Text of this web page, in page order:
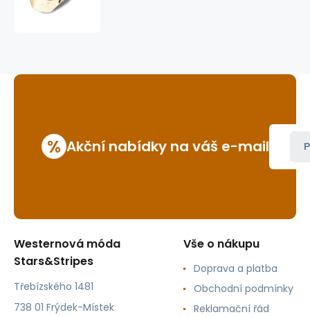
% Akční nabídky na váš e-mail
Westernová móda
Stars&Stripes
Třebízského 1481
738 01 Frýdek-Místek
Vše o nákupu
Doprava a platba
Obchodní podmínky
Reklamační řád